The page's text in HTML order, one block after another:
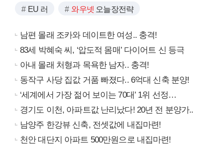
EU 러 와우넷 오늘장전략
남편 몰래 조카와 데이트한 여성.. 충격!
83세 박혜숙 씨, ‘압도적 몸매’ 다이어트 신 등극
아내 몰래 처형과 목욕한 남자.. 충격!
동작구 사당 집값 거품 빠졌다.. 6억대 신축 분양!
‘세계에서 가장 젊어 보이는 70대’ 1위 선정…
경기도 이천, 아파트값 난리났다! 20년 전 분양가..
남양주 한강뷰 신축, 전셋값에 내집마련!
천안 대단지 아파트 500만원으로 내집마련!